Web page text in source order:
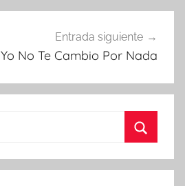
Entrada siguiente
Yo No Te Cambio Por Nada